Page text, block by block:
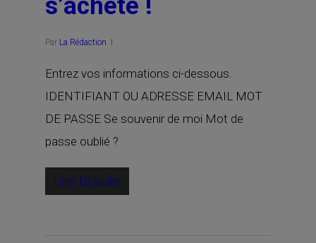
s’achète !
Par La Rédaction
Entrez vos informations ci-dessous.
IDENTIFIANT OU ADRESSE EMAIL MOT
DE PASSE Se souvenir de moi Mot de
passe oublié ?
Lire la suite